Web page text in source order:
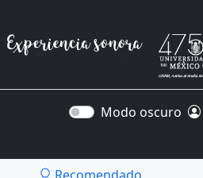
Modo oscuro